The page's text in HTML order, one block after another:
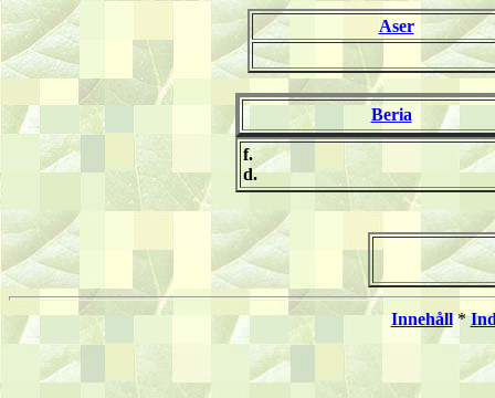
Aser
Beria
f.
d.
Innehåll*